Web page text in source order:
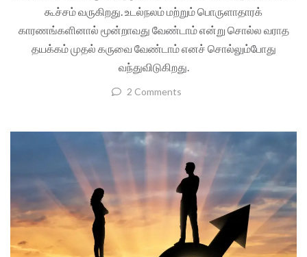
கூச்சம் வருகிறது. உடல்நலம் மற்றும் பொருளாதாரக்
காரணங்களினால் மூன்றாவது வேண்டாம் என்று சொல்ல வராத
தயக்கம் முதல் கருவை வேண்டாம் எனச் சொல்லும்போது
வந்துவிடுகிறது.
2 Comments